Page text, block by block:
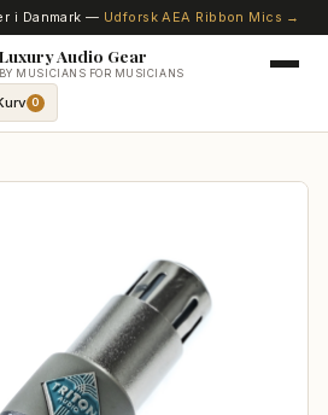
i Danmark — Udforsk AEA Ribbon Mics →
Luxury Audio Gear
BY MUSICIANS FOR MUSICIANS
0